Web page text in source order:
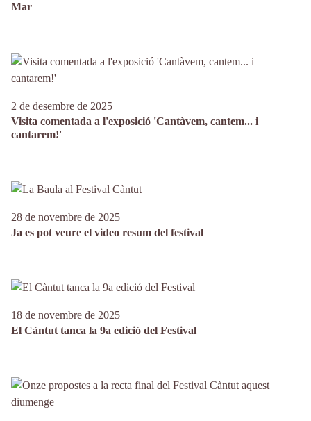
Mar
2 de desembre de 2025
Visita comentada a l'exposició 'Cantàvem, cantem... i
cantarem!'
28 de novembre de 2025
Ja es pot veure el video resum del festival
18 de novembre de 2025
El Càntut tanca la 9a edició del Festival